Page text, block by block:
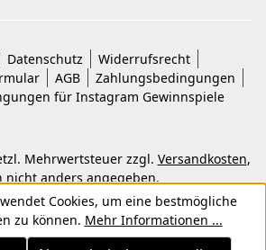
Datenschutz
Widerrufsrecht
AGB
Zahlungsbedingungen
für Instagram Gewinnspiele
Mehrwertsteuer zzgl. Versandkosten,
nicht anders angegeben.
Kwon KG. Alle Rechte vorbehalten.
Cookies, um eine bestmögliche
zu können. Mehr Informationen ...